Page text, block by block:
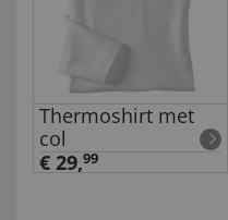
Thermoshirt met
col
€ 29,99